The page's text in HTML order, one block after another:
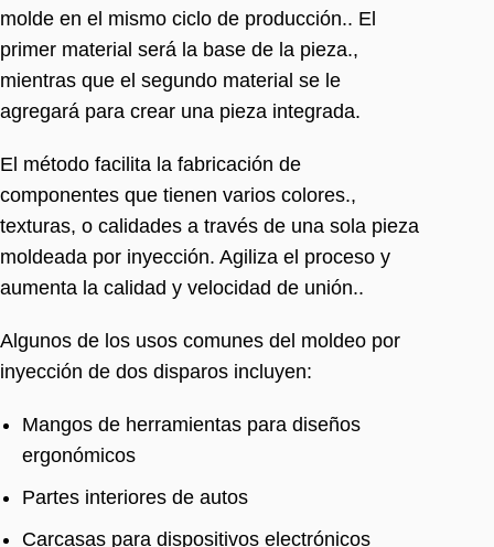
molde en el mismo ciclo de producción.. El
primer material será la base de la pieza.,
mientras que el segundo material se le
agregará para crear una pieza integrada.
El método facilita la fabricación de
componentes que tienen varios colores.,
texturas, o calidades a través de una sola pieza
moldeada por inyección. Agiliza el proceso y
aumenta la calidad y velocidad de unión..
Algunos de los usos comunes del moldeo por
inyección de dos disparos incluyen:
Mangos de herramientas para diseños
ergonómicos
Partes interiores de autos
Carcasas para dispositivos electrónicos